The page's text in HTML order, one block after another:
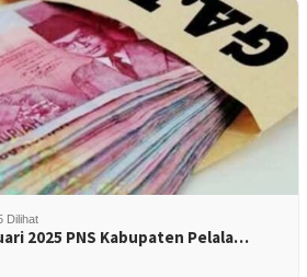
Dilihat
2025 PNS Kabupaten Pelala…